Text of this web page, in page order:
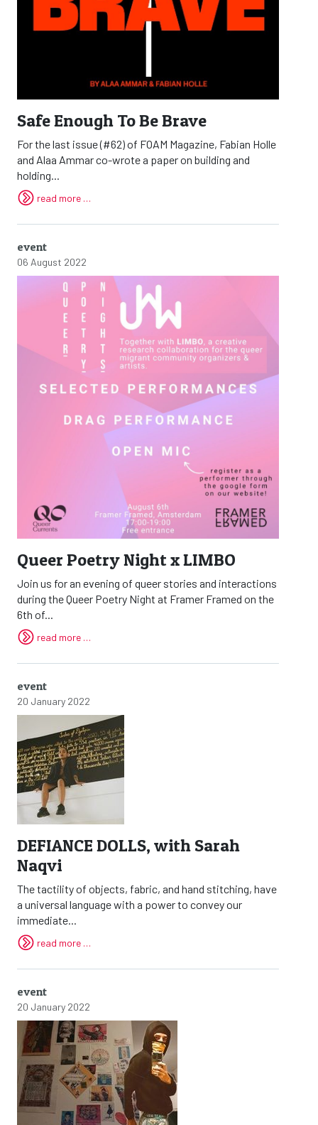
Safe Enough To Be Brave
For the last issue (#62) of FOAM Magazine, Fabian Holle
and Alaa Ammar co-wrote a paper on building and
holding...
read more …
event
06 August 2022
Queer Poetry Night x LIMBO
Join us for an evening of queer stories and interactions
during the Queer Poetry Night at Framer Framed on the
6th of...
read more …
event
20 January 2022
DEFIANCE DOLLS, with Sarah
Naqvi
The tactility of objects, fabric, and hand stitching, have
a universal language with a power to convey our
immediate...
read more …
event
20 January 2022